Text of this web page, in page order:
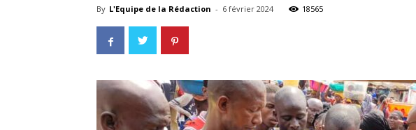
By L'Equipe de la Rédaction - 6 février 2024 18565